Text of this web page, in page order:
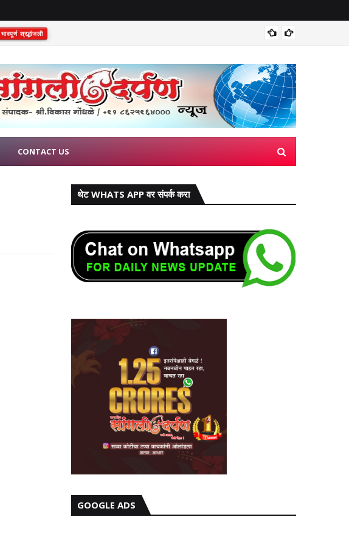
भावपूर्ण श्रद्धांजली
CONTACT US
थेट WHATS APP वर संपर्क करा
GOOGLE ADS